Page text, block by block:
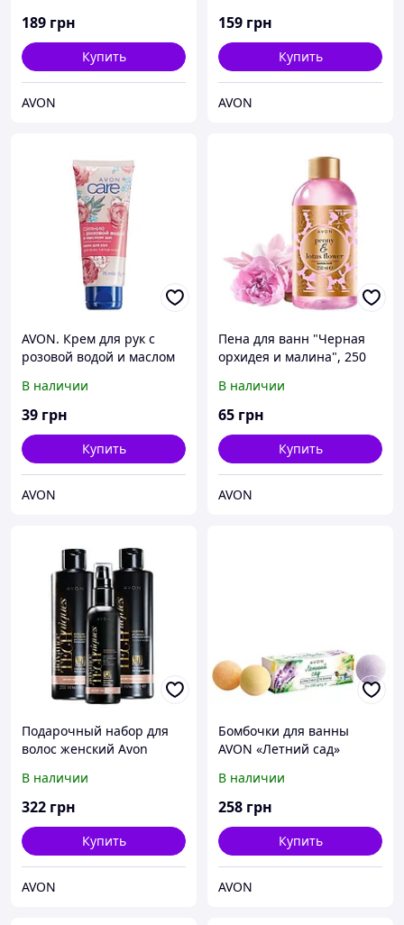
189 грн
Купить
AVON
159 грн
Купить
AVON
AVON. Крем для рук с
розовой водой и маслом
мл.
В наличии
39 грн
Купить
AVON
Пена для ванн "Черная
орхидея и малина", 250
В наличии
65 грн
Купить
AVON
Подарочный набор для
волос женский Avon
В наличии
322 грн
Купить
AVON
Бомбочки для ванны
AVON «Летний сад»
В наличии
258 грн
Купить
AVON